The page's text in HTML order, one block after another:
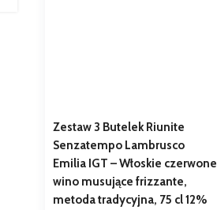
Zestaw 3 Butelek Riunite
Senzatempo Lambrusco
Emilia IGT – Włoskie czerwone
wino musujące frizzante,
metoda tradycyjna, 75 cl 12%